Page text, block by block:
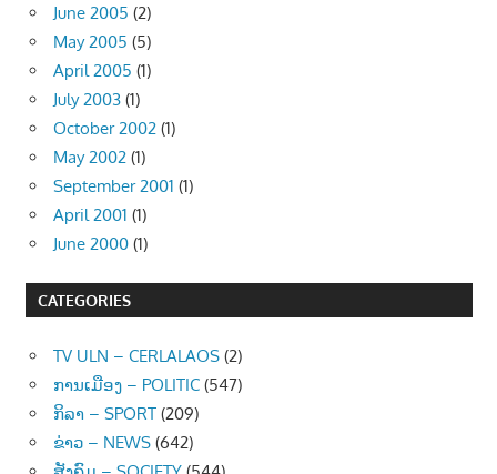
June 2005 (2)
May 2005 (5)
April 2005 (1)
July 2003 (1)
October 2002 (1)
May 2002 (1)
September 2001 (1)
April 2001 (1)
June 2000 (1)
CATEGORIES
TV ULN – CERLALAOS (2)
ການເມືອງ – POLITIC (547)
ກິລາ – SPORT (209)
ຂ່າວ – NEWS (642)